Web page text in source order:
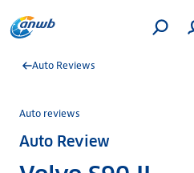
Auto Reviews
Auto reviews
Auto Review